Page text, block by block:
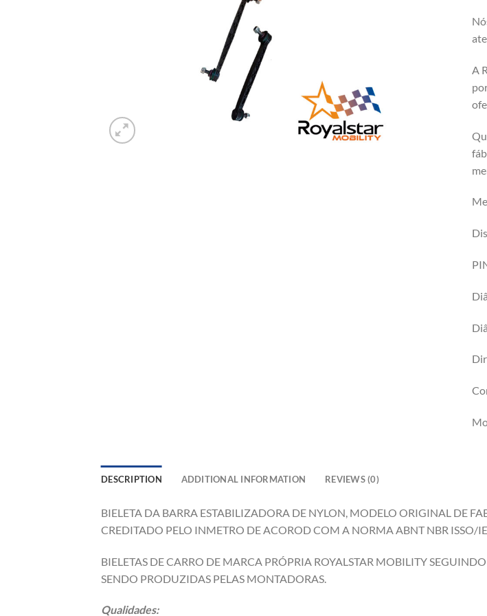
A
DESCRIPTION ADDITIONAL INFORMATION REVIEWS (0)
BIELETA DA BARRA ESTABILIZADORA DE NYLON, MODELO ORIGINAL DE
CREDITADO PELO INMETRO DE ACOROD COM A NORMA ABNT NBR ISSO/
BIELETAS DE CARRO DE MARCA PRÓPRIA ROYALSTAR MOBILITY
SENDO PRODUZIDAS PELAS MONTADORAS.
Qualidades: